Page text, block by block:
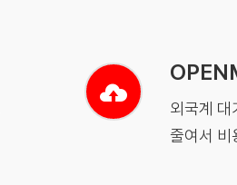
외국계 대
줄여서 비